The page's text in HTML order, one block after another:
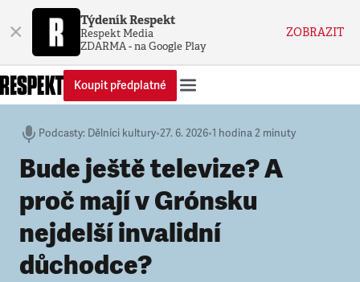
× Týdeník Respekt
Respekt Media
ZDARMA - na Google Play
ZOBRAZIT
Koupit předplatné
Podcasty: Dělníci kultury•27. 6. 2026•1 hodina 2 minuty
Bude ještě televize? A
proč mají v Grónsku
nejdelší invalidní
důchodce?